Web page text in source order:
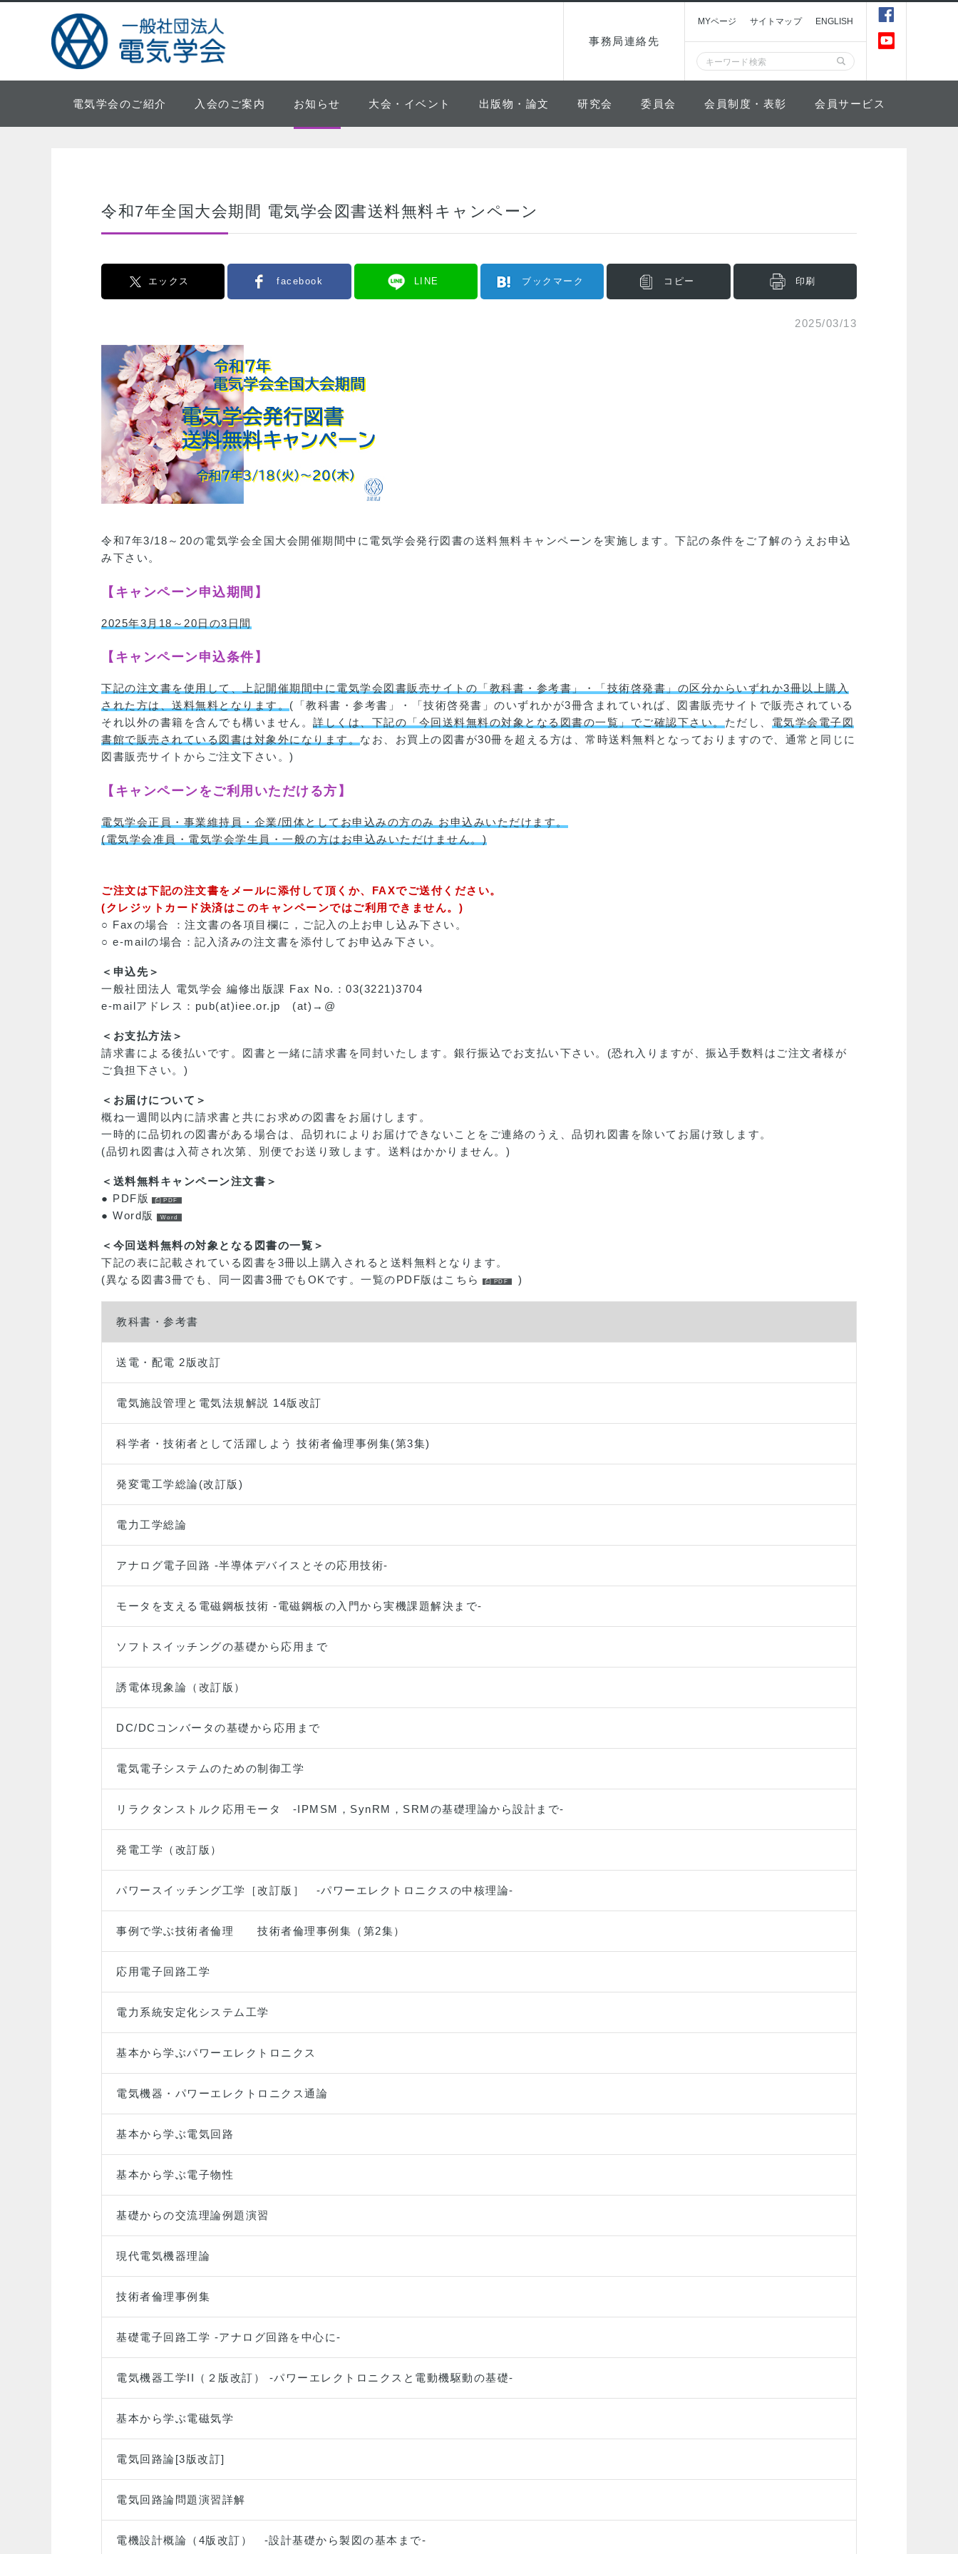
事務局連絡先
MYページ サイトマップ ENGLISH
電気学会のご紹介 入会のご案内 お知らせ 大会・イベント 出版物・論文 研究会 委員会 会員制度・表彰 会員サービス
令和7年全国大会期間 電気学会図書送料無料キャンペーン
エックス facebook LINE ブックマーク コピー 印刷
2025/03/13
令和7年3/18～20の電気学会全国大会開催期間中に電気学会発行図書の送料無料キャンペーンを実施します。下記の条件をご了解のうえお申込
み下さい。
【キャンペーン申込期間】
2025年3月18～20日の3日間
【キャンペーン申込条件】
下記の注文書を使用して、上記開催期間中に電気学会図書販売サイトの「教科書・参考書」・「技術啓発書」の区分からいずれか3冊以上購入
された方は、送料無料となります。 (「教科書・参考書」・「技術啓発書」のいずれかが3冊含まれていれば、図書販売サイトで販売されている
それ以外の書籍を含んでも構いません。 詳しくは、下記の「今回送料無料の対象となる図書の一覧」でご確認下さい。 ただし、 電気学会電子図
書館で販売されている図書は対象外になります。 なお、お買上の図書が30冊を超える方は、常時送料無料となっておりますので、通常と同じに
図書販売サイトからご注文下さい。)
【キャンペーンをご利用いただける方】
電気学会正員・事業維持員・企業/団体としてお申込みの方のみ お申込みいただけます。
(電気学会准員・電気学会学生員・一般の方はお申込みいただけません。)
ご注文は下記の注文書をメールに添付して頂くか、FAXでご送付ください。
(クレジットカード決済はこのキャンペーンではご利用できません。)
○ Faxの場合 ：注文書の各項目欄に，ご記入の上お申し込み下さい。
○ e-mailの場合：記入済みの注文書を添付してお申込み下さい。
＜申込先＞
一般社団法人 電気学会 編修出版課 Fax No.：03(3221)3704
e-mailアドレス：pub(at)iee.or.jp (at)→@
＜お支払方法＞
請求書による後払いです。図書と一緒に請求書を同封いたします。銀行振込でお支払い下さい。(恐れ入りますが、振込手数料はご注文者様が
ご負担下さい。)
＜お届けについて＞
概ね一週間以内に請求書と共にお求めの図書をお届けします。
一時的に品切れの図書がある場合は、品切れによりお届けできないことをご連絡のうえ、品切れ図書を除いてお届け致します。
(品切れ図書は入荷され次第、別便でお送り致します。送料はかかりません。)
＜送料無料キャンペーン注文書＞
● PDF版
● Word版
＜今回送料無料の対象となる図書の一覧＞
下記の表に記載されている図書を3冊以上購入されると送料無料となります。
(異なる図書3冊でも、同一図書3冊でもOKです。 一覧のPDF版はこちら )
教科書・参考書
送電・配電 2版改訂
電気施設管理と電気法規解説 14版改訂
科学者・技術者として活躍しよう 技術者倫理事例集(第3集)
発変電工学総論(改訂版)
電力工学総論
アナログ電子回路 -半導体デバイスとその応用技術-
モータを支える電磁鋼板技術 -電磁鋼板の入門から実機課題解決まで-
ソフトスイッチングの基礎から応用まで
誘電体現象論（改訂版）
DC/DCコンバータの基礎から応用まで
電気電子システムのための制御工学
リラクタンストルク応用モータ -IPMSM，SynRM，SRMの基礎理論から設計まで-
発電工学（改訂版）
パワースイッチング工学［改訂版］ -パワーエレクトロニクスの中核理論-
事例で学ぶ技術者倫理 技術者倫理事例集（第2集）
応用電子回路工学
電力系統安定化システム工学
基本から学ぶパワーエレクトロニクス
電気機器・パワーエレクトロニクス通論
基本から学ぶ電気回路
基本から学ぶ電子物性
基礎からの交流理論例題演習
現代電気機器理論
技術者倫理事例集
基礎電子回路工学 -アナログ回路を中心に-
電気機器工学II（２版改訂） -パワーエレクトロニクスと電動機駆動の基礎-
基本から学ぶ電磁気学
電気回路論[3版改訂]
電気回路論問題演習詳解
電機設計概論（4版改訂） ‐設計基礎から製図の基本まで‐